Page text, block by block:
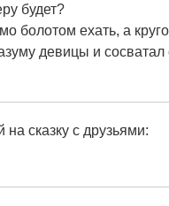
будет?
болотом ехать, а
девицы и сосватал
на сказку с друзьями: